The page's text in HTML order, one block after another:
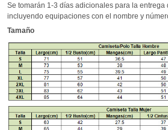
Se tomarán 1-3 días adicionales para la
incluyendo equipaciones con el nombre y
Tamaño